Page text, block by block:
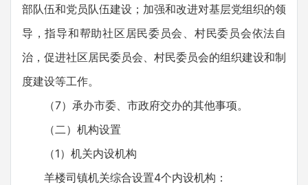
部队伍和党员队伍建设；加强和改进对基层党组织的领
导，指导和帮助社区居民委员会、村民委员会依法自
治，促进社区居民委员会、村民委员会的组织建设和制
度建设等工作。
（7）承办市委、市政府交办的其他事项。
（二）机构设置
（1）机关内设机构
羊楼司镇机关综合设置4个内设机构：